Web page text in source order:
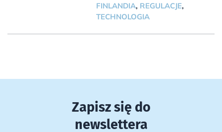
FINLANDIA, REGULACJE,
TECHNOLOGIA
Zapisz się do
newslettera